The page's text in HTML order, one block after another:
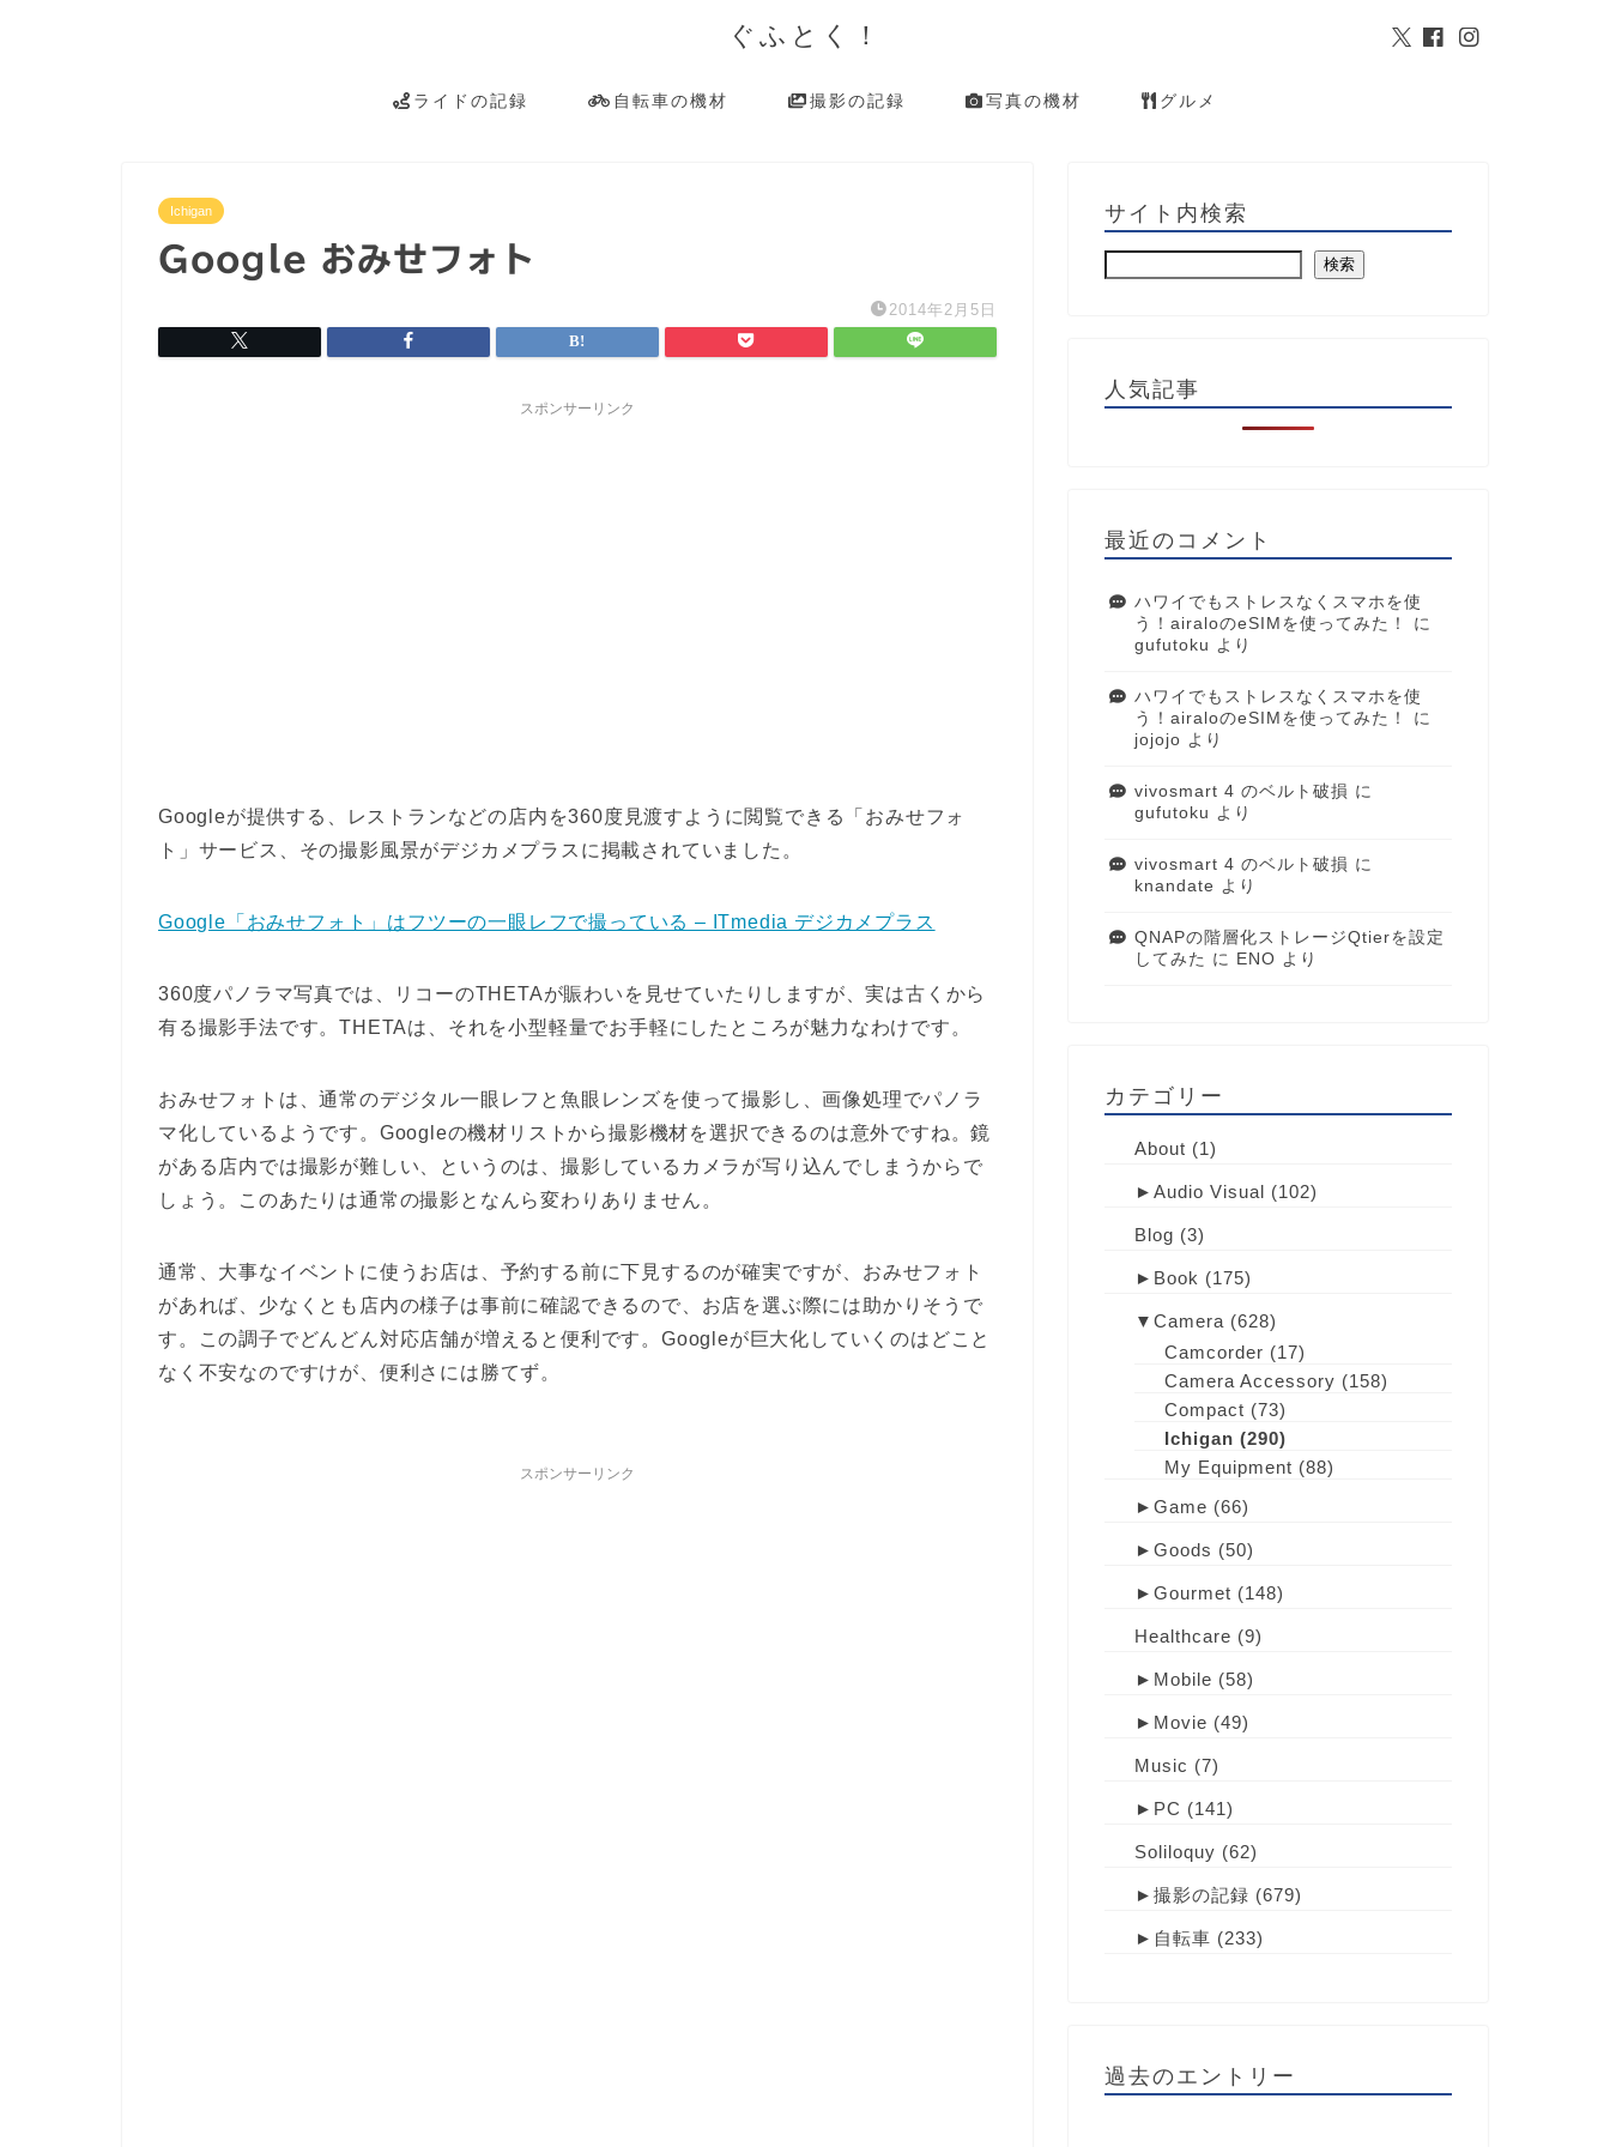
ぐふとく！
ライドの記録 自転車の機材 撮影の記録 写真の機材 グルメ
Ichigan
Google おみせフォト
2014年2月5日
スポンサーリンク
Googleが提供する、レストランなどの店内を360度見渡すように閲覧できる「おみせフォ
ト」サービス、その撮影風景がデジカメプラスに掲載されていました。
Google「おみせフォト」はフツーの一眼レフで撮っている – ITmedia デジカメプラス
360度パノラマ写真では、リコーのTHETAが賑わいを見せていたりしますが、実は古くから
有る撮影手法です。THETAは、それを小型軽量でお手軽にしたところが魅力なわけです。
おみせフォトは、通常のデジタル一眼レフと魚眼レンズを使って撮影し、画像処理でパノラ
マ化しているようです。Googleの機材リストから撮影機材を選択できるのは意外ですね。鏡
がある店内では撮影が難しい、というのは、撮影しているカメラが写り込んでしまうからで
しょう。このあたりは通常の撮影となんら変わりありません。
通常、大事なイベントに使うお店は、予約する前に下見するのが確実ですが、おみせフォト
があれば、少なくとも店内の様子は事前に確認できるので、お店を選ぶ際には助かりそうで
す。この調子でどんどん対応店舗が増えると便利です。Googleが巨大化していくのはどこと
なく不安なのですけが、便利さには勝てず。
スポンサーリンク
サイト内検索
検索
人気記事
最近のコメント
ハワイでもストレスなくスマホを使
う！airaloのeSIMを使ってみた！
に
gufutoku より
ハワイでもストレスなくスマホを使
う！airaloのeSIMを使ってみた！
に
jojojo より
vivosmart 4 のベルト破損 に
gufutoku より
vivosmart 4 のベルト破損 に
knandate より
QNAPの階層化ストレージQtierを設定
してみた に ENO より
カテゴリー
About (1)
► Audio Visual (102)
Blog (3)
► Book (175)
▼ Camera (628)
Camcorder (17)
Camera Accessory (158)
Compact (73)
Ichigan (290)
My Equipment (88)
► Game (66)
► Goods (50)
► Gourmet (148)
Healthcare (9)
► Mobile (58)
► Movie (49)
Music (7)
► PC (141)
Soliloquy (62)
► 撮影の記録 (679)
► 自転車 (233)
過去のエントリー